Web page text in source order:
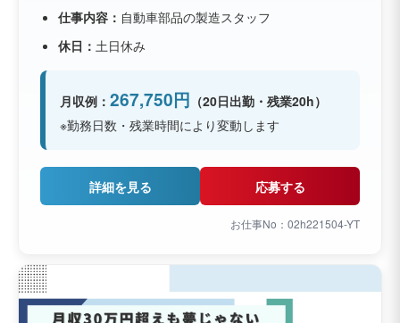
仕事内容： 自動車部品の製造スタッフ
休日： 土日休み
月収例： 267,750円 （20日出勤・残業20h）
※勤務日数・残業時間により変動します
詳細を見る 応募する
お仕事No：02h221504-YT